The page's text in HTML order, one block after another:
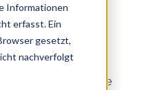
Informationen
erfasst. Ein
gesetzt,
nachverfolgt
suchen
in
wünschen eine